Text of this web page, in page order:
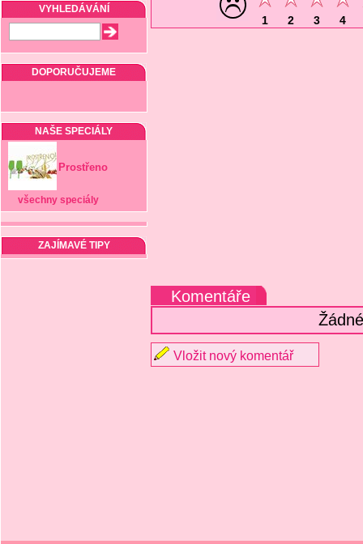
VYHLEDÁVÁNÍ
DOPORUČUJEME
NAŠE SPECIÁLY
Prostřeno
všechny speciály
ZAJÍMAVÉ TIPY
1 2 3 4
Komentáře
Vložit nový komentář